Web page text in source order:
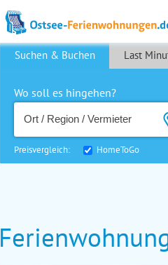
Suchen & Buchen Last
Wo soll es hingehen?
Preisvergleich: HomeToGo